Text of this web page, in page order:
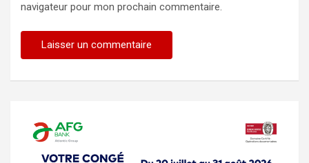
navigateur pour mon prochain commentaire.